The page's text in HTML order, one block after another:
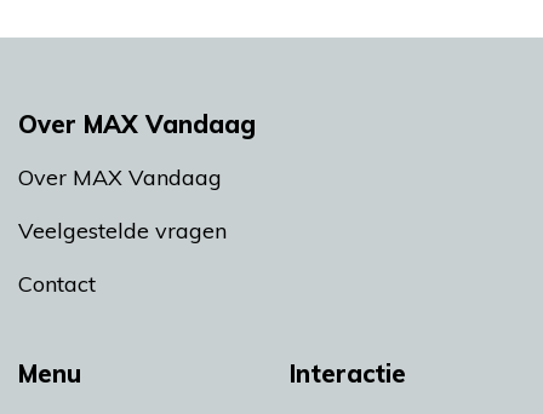
Menu Interactie
Over MAX Vandaag
Over MAX Vandaag
Veelgestelde vragen
Contact